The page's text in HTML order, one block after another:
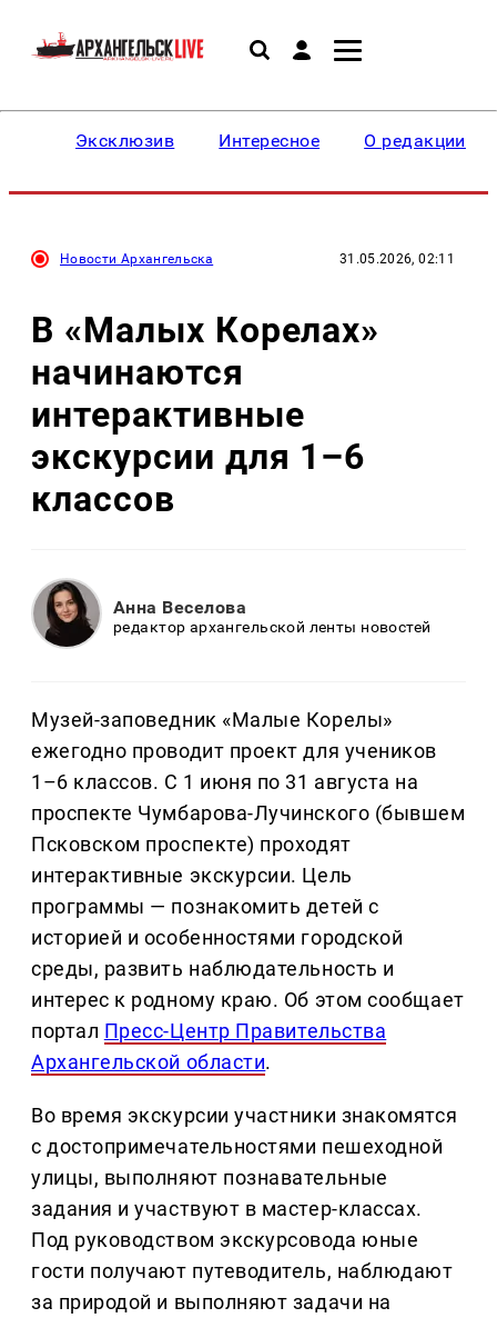
Эксклюзив Интересное О редакции
Новости Архангельска 31.05.2026, 02:11
В «Малых Корелах»
начинаются
интерактивные
экскурсии для 1–6
классов
Анна Веселова
редактор архангельской ленты новостей
Музей-заповедник «Малые Корелы»
ежегодно проводит проект для учеников
1–6 классов. С 1 июня по 31 августа на
проспекте Чумбарова-Лучинского (бывшем
Псковском проспекте) проходят
интерактивные экскурсии. Цель
программы — познакомить детей с
историей и особенностями городской
среды, развить наблюдательность и
интерес к родному краю. Об этом сообщает
портал Пресс-Центр Правительства
Архангельской области.
Во время экскурсии участники знакомятся
с достопримечательностями пешеходной
улицы, выполняют познавательные
задания и участвуют в мастер-классах.
Под руководством экскурсовода юные
гости получают путеводитель, наблюдают
за природой и выполняют задачи на